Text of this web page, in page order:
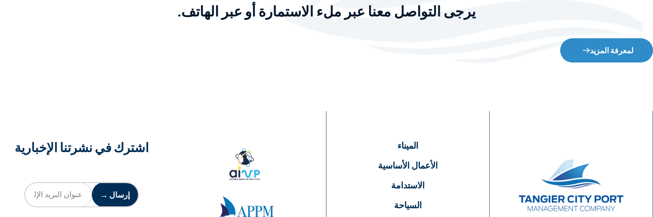
يرجى التواصل معنا عبر ملء الاستمارة أو عبر الهاتف.
لمعرفة المزيد
الميناء
الأعمال الأساسية
الاستدامة
السياحة
اشترك في نشرتنا الإخبارية
إرسال →